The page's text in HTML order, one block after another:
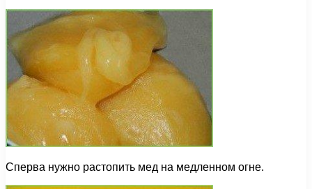
Сперва нужно растопить мед на медленном огне.